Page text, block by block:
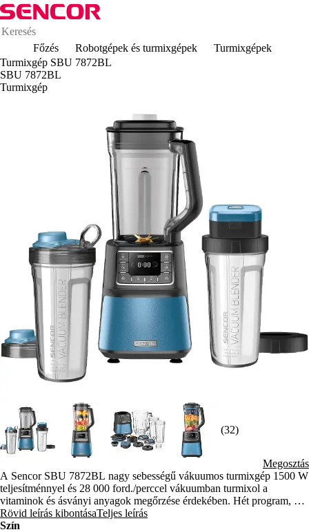
Főzés Robotgépek és turmixgépek
Turmixgépek
Turmixgép SBU 7872BL
SBU 7872BL
Turmixgép
(32)
Megosztás
A Sencor SBU 7872BL nagy sebességű vákuumos turmixgép 1500 W
teljesítménnyel és 28 000 ford./perccel vákuumban turmixol a
vitaminok és ásványi anyagok megőrzése érdekében. Hét program, 8
titán bevonatú kés és három tritán edény mindennel megbirkózik.
Rövid leírás kibontásaTeljes leírás
Szín